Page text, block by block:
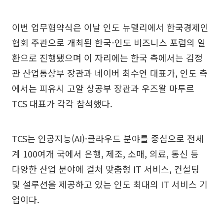
이번 업무협약식은 이날 인도 뉴델리에서 한국경제인
협회 주관으로 개최된 한국-인도 비즈니스 포럼의 일
환으로 진행됐으며 이 자리에는 한국 측에서는 김정
관 산업통상부 장관과 네이버 최수연 대표가, 인도 측
에서는 피유시 고얄 상공부 장관과 우즈왈 마투르
TCS 대표가 각각 참석했다.
TCS는 인공지능(AI)·클라우드 분야를 중심으로 전세
계 100여개 국에서 은행, 제조, 소매, 의료, 통신 등
다양한 산업 분야에 걸쳐 맞춤형 IT 서비스, 컨설팅
및 설루션을 제공하고 있는 인도 최대의 IT 서비스 기
업이다.